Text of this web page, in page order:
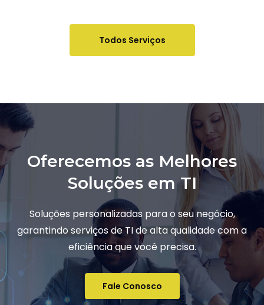
Todos Serviços
Oferecemos as Melhores
Soluções em TI
Soluções personalizadas para o seu negócio,
garantindo serviços de TI de alta qualidade com a
eficiência que você precisa.
Fale Conosco